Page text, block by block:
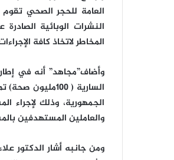
العامة للحجر الصحي تقوم
النشرات الوبائية
المخاطر لاتخاذ كافة
وأضاف”مجاهد” أنه في
السارية (
الجمهورية، وذلك لإجراء
والعاملين المستهدفين
ومن جانبه أشار الدكتور